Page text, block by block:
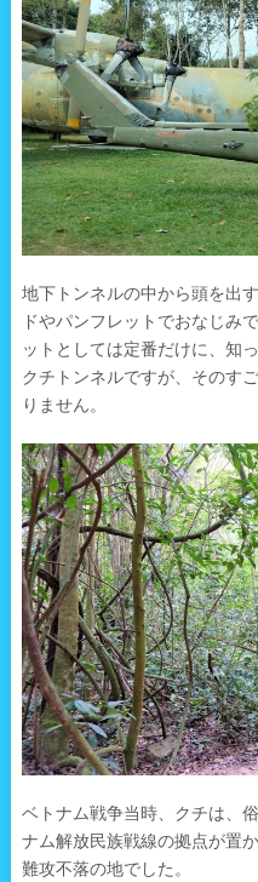
地下トンネルの中から頭を出
ドやパンフレットでおなじみ
ットとしては定番だけに、知
クチトンネルですが、そのす
りません。
ベトナム戦争当時、クチは、
ナム解放民族戦線の拠点が置
難攻不落の地でした。